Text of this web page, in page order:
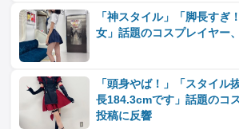
「神スタイル」「脚長す
女」話題のコスプレイヤー
「頭身やば！」「スタイ
長184.3cmです」話題のコ
投稿に反響